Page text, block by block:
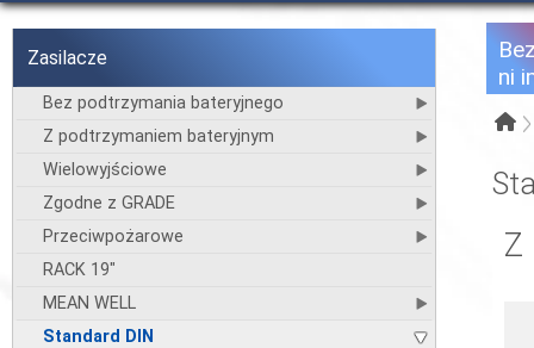
CENNIK KONTAKT
Zasilacze
Bez podtrzymania bateryjnego
Z podtrzymaniem bateryjnym
Wielowyjściowe
Zgodne z GRADE
Przeciwpożarowe
RACK 19"
MEAN WELL
Standard DIN
ni
Z